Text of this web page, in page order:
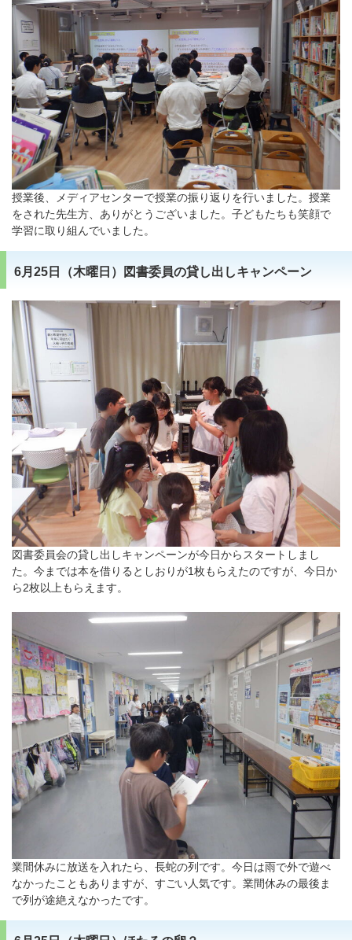
授業後、メディアセンターで授業の振り返りを行いました。授業
をされた先生方、ありがとうございました。子どもたちも笑顔で
学習に取り組んでいました。
6月25日（木曜日）図書委員の貸し出しキャンペーン
図書委員会の貸し出しキャンペーンが今日からスタートしまし
た。今までは本を借りるとしおりが1枚もらえたのですが、今日か
ら2枚以上もらえます。
業間休みに放送を入れたら、長蛇の列です。今日は雨で外で遊べ
なかったこともありますが、すごい人気です。業間休みの最後ま
で列が途絶えなかったです。